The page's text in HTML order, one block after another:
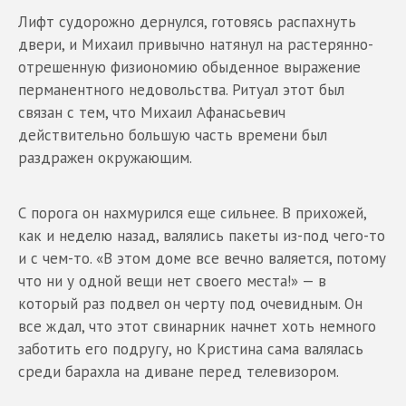
Лифт судорожно дернулся, готовясь распахнуть
двери, и Михаил привычно натянул на растерянно-
отрешенную физиономию обыденное выражение
перманентного недовольства. Ритуал этот был
связан с тем, что Михаил Афанасьевич
действительно большую часть времени был
раздражен окружающим.
С порога он нахмурился еще сильнее. В прихожей,
как и неделю назад, валялись пакеты из-под чего-то
и с чем-то. «В этом доме все вечно валяется, потому
что ни у одной вещи нет своего места!» — в
который раз подвел он черту под очевидным. Он
все ждал, что этот свинарник начнет хоть немного
заботить его подругу, но Кристина сама валялась
среди барахла на диване перед телевизором.